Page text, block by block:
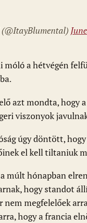
móló a hétvégén
azt mondta, hogy
viszonyok
úgy döntött,
el kell tiltaniuk
múlt hónapban
hogy standot
megfelelőek
hogy a francia